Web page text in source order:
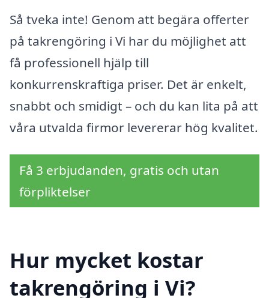
Så tveka inte! Genom att begära offerter
på takrengöring i Vi har du möjlighet att
få professionell hjälp till
konkurrenskraftiga priser. Det är enkelt,
snabbt och smidigt – och du kan lita på att
våra utvalda firmor levererar hög kvalitet.
Få 3 erbjudanden, gratis och utan
förpliktelser
Hur mycket kostar
takrengöring i Vi?